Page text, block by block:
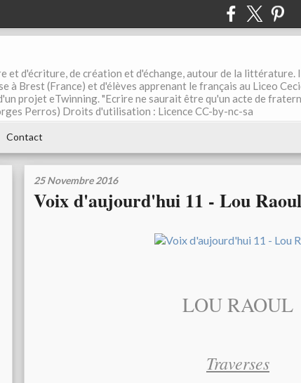
et d'écriture, de création et d'échange, autour de la littérature.
à Brest (France) et d'élèves apprenant le français au Liceo
projet eTwinning. "Ecrire ne saurait être qu'un acte de
Perros) Droits d'utilisation : Licence CC-by-nc-sa
Contact
25 Novembre 2016
Voix d'aujourd'hui 11 - Lou Raoul
LOU RAOUL
Traverses